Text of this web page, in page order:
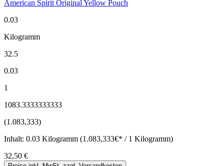
American Spirit Original Yellow Pouch
0.03
Kilogramm
32.5
0.03
1
1083.3333333333
(1.083,333)
Inhalt: 0.03 Kilogramm (1.083,333€* / 1 Kilogramm)
32,50 €